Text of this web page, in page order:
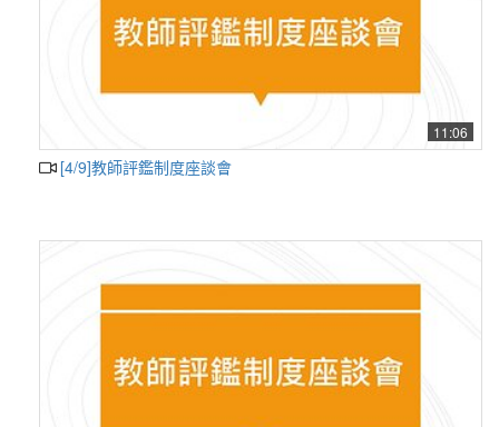
11:06
[4/9]教師評鑑制度座談會